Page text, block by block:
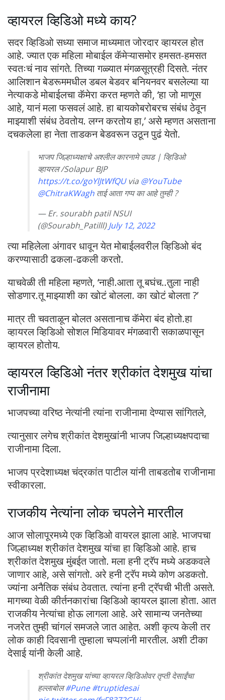
व्हायरल व्हिडिओ मध्ये काय?
सदर व्हिडिओ सध्या समाज माध्यमात जोरदार व्हायरल होत
आहे. ज्यात एक महिला मोबाईल कॅमेऱ्यासमोर हमसत-हमसत
स्वतःचं नाव सांगते. तिच्या गळ्यात मंगळसूत्रही दिसते. नंतर
आलिशान बेडरूममधील डबल बेडवर बनियनवर बसलेल्या या
नेत्याकडे मोबाईलचा कॅमेरा करत म्हणते की, ‘हा जो माणूस
आहे, यानं मला फसवलं आहे. हा बायकोबरोबरच संबंध ठेवून
माझ्याशी संबंध ठेवतोय. लग्न करतोय हा,’ असे म्हणत असताना
दचकलेला हा नेता ताडकन बेडवरून उठून पुढं येतो.
भाजप जिल्हाध्यक्षाचे अश्लील कारनामे उघड | व्हिडिओ
व्हायरल /Solapur BJP
https://t.co/goYlJtWfQUvia @YouTube
@ChitraKWagh ताई आता गप्प का आहे तुम्ही ?
— Er. sourabh patil NSUI
(@Sourabh_Patilll)July 12, 2022
त्या महिलेला अंगावर धावून येत मोबाईलवरील व्हिडिओ बंद
करण्यासाठी ढकला-ढकली करतो.
याचवेळी ती महिला म्हणते, ‘नाही.आता तू बघंच..तुला नाही
सोडणार.तू माझ्याशी का खोटं बोलला. का खोटं बोलता ?’
मात्र ती चवताळून बोलत असतानाच कॅमेरा बंद होतो.हा
व्हायरल व्हिडिओ सोशल मिडियावर मंगळवारी सकाळपासून
व्हायरल होतोय.
व्हायरल व्हिडिओ नंतर श्रीकांत देशमुख यांचा
राजीनामा
भाजपच्या वरिष्ठ नेत्यांनी त्यांना राजीनामा देण्यास सांगितले,
त्यानुसार लगेच श्रीकांत देशमुखांनी भाजप जिल्हाध्यक्षपदाचा
राजीनामा दिला.
भाजप प्रदेशाध्यक्ष चंद्रकांत पाटील यांनी ताबडतोब राजीनामा
स्वीकारला.
राजकीय नेत्यांना लोक चपलेने मारतील
आज सोलापूरमध्ये एक व्हिडिओ वायरल झाला आहे. भाजपचा
जिल्हाध्यक्ष श्रीकांत देशमुख यांचा हा व्हिडिओ आहे. हाच
श्रीकांत देशमुख मुंबईत जातो. मला हनी ट्रॅप मध्ये अडकवले
जाणार आहे, असे सांगतो. अरे हनी ट्रॅप मध्ये कोण अडकतो.
ज्यांना अनैतिक संबंध ठेवतात. त्यांना हनी ट्रॅपची भीती असते.
मागच्या वेळी कीर्तनकारांचा व्हिडिओ व्हायरल झाला होता. आत
राजकीय नेत्यांचा होऊ लागला आहे. अरे सामान्य जनतेच्या
नजरेत तुम्ही चांगलं समजले जात आहेत. अशी कृत्य केली तर
लोक काही दिवसानी तुम्हाला चप्पलांनी मारतील. अशी टीका
देसाई यांनी केली आहे.
श्रीकांत देशमुख यांच्या व्हायरल व्हिडिओवर तृप्ती देसाईंचा
हल्लाबोल#Pune #truptidesai